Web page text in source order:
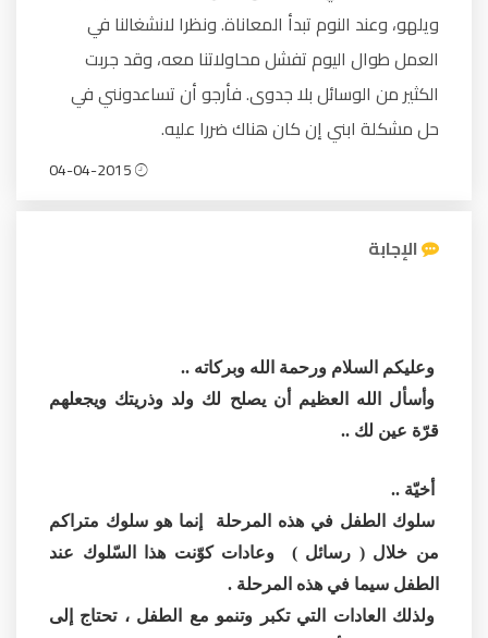
ويلهو، وعند النوم تبدأ المعاناة. ونظرا لانشغالنا في
العمل طوال اليوم تفشل محاولاتنا معه، وقد جربت
الكثير من الوسائل بلا جدوى. فأرجو أن تساعدونني في
حل مشكلة ابني إن كان هناك ضررا عليه.
الإجابة
وعليكم السلام ورحمة الله وبركاته ..
وأسأل الله العظيم أن يصلح لك ولد وذريتك ويجعلهم
قرّة عين لك ..
أخيّة ..
سلوك الطفل في هذه المرحلة إنما هو سلوك متراكم
من خلال ( رسائل ) وعادات كوّنت هذا السّلوك عند
الطفل سيما في هذه المرحلة .
ولذلك العادات التي تكبر وتنمو مع الطفل ، تحتاج إلى